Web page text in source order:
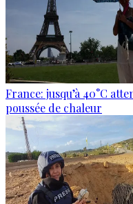
France: jusqu’à 40°C
poussée de chaleur